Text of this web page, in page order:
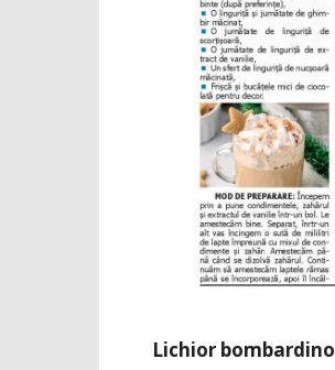
Lichior bombardino